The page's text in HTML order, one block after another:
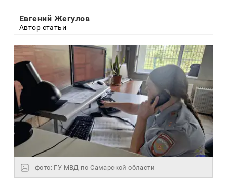
Евгений Жегулов
Автор статьи
фото: ГУ МВД по Самарской области